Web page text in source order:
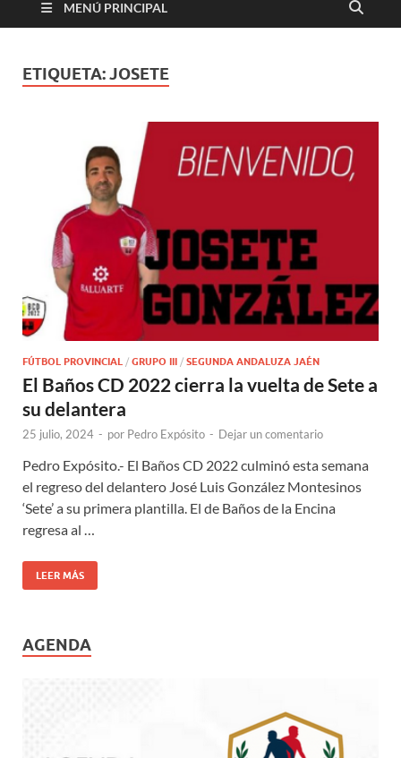
MENÚ PRINCIPAL
ETIQUETA:JOSETE
FÚTBOL PROVINCIAL / GRUPO III / SEGUNDA ANDALUZA JAÉN
El Baños CD 2022 cierra la vuelta de Sete a
su delantera
25 julio, 2024 - por Pedro Expósito - Dejar un comentario
Pedro Expósito.- El Baños CD 2022 culminó esta semana
el regreso del delantero José Luis González Montesinos
‘Sete’ a su primera plantilla. El de Baños de la Encina
regresa al …
LEER MÁS
AGENDA